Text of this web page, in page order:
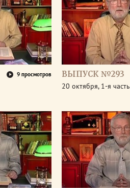
9 просмотров ВЫПУСК №293
20 октября, 1-я часть